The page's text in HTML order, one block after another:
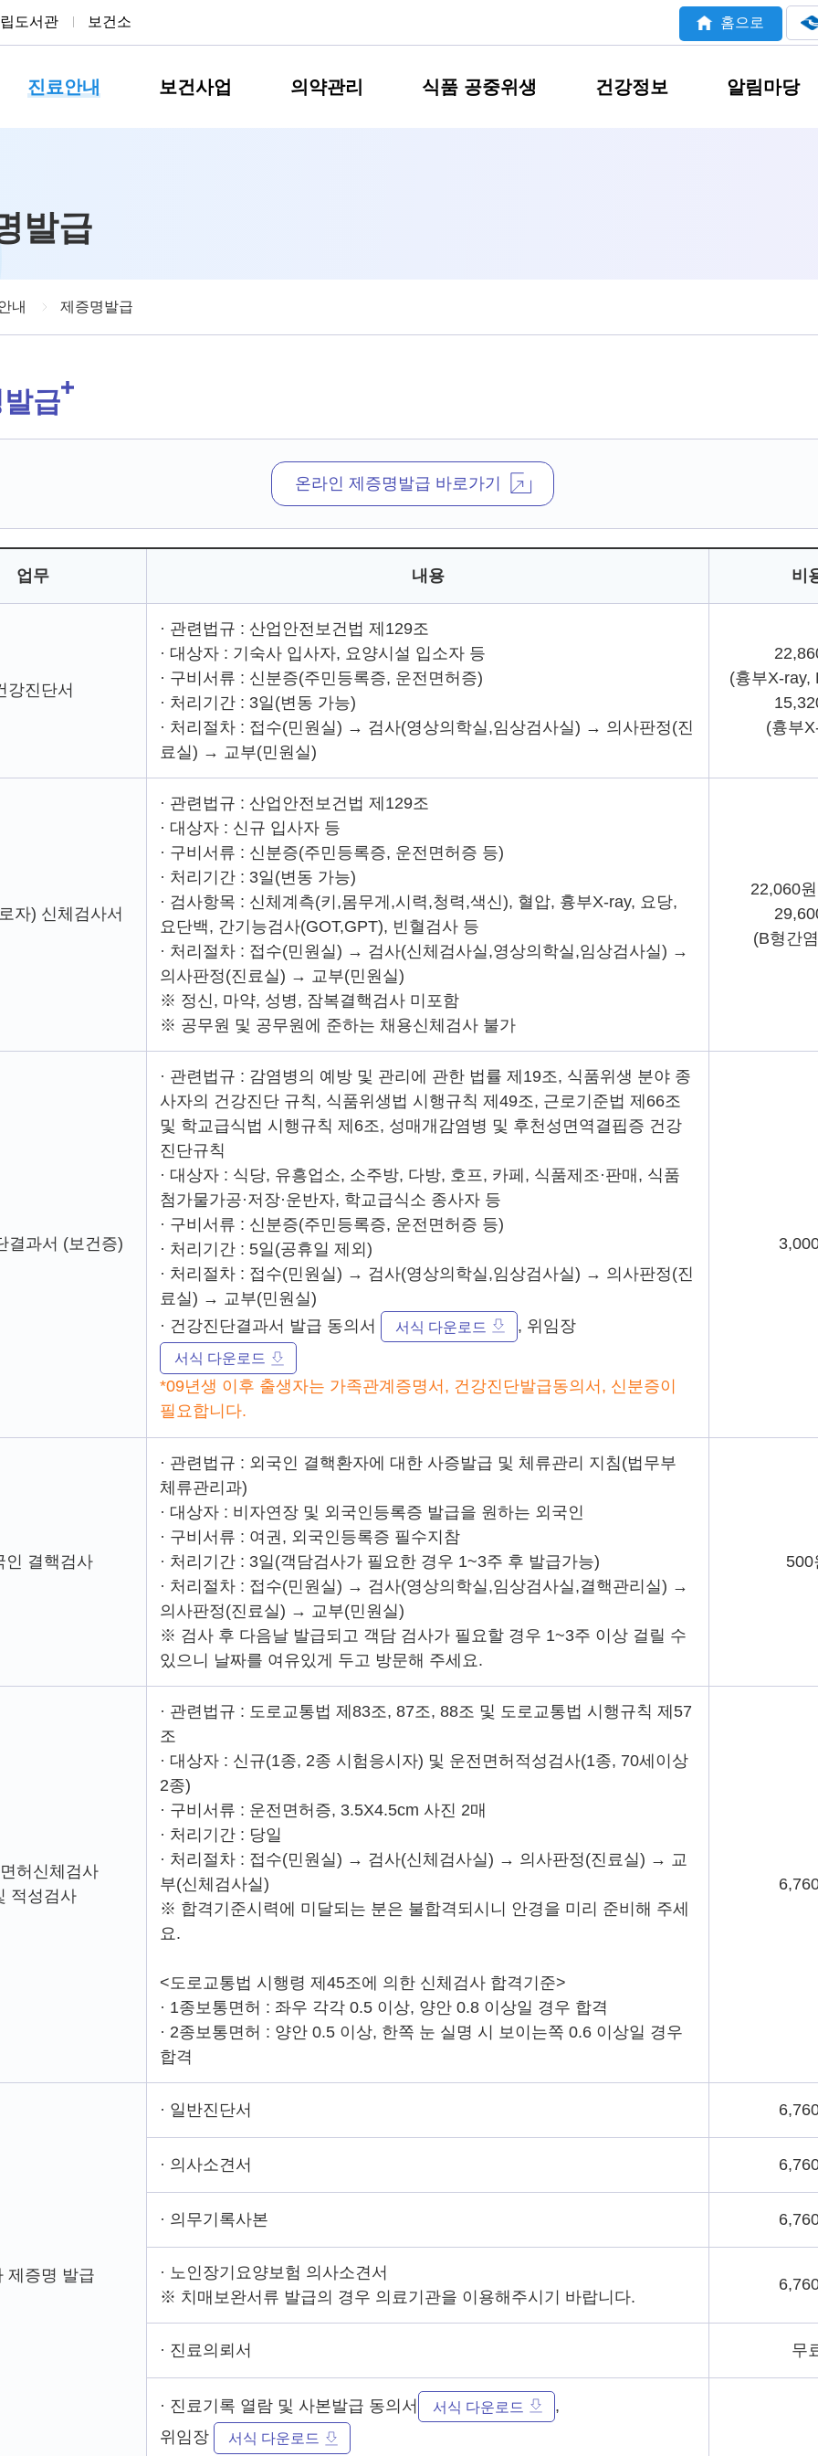
도서관 보건소 홈으로
진료안내 보건사업 의약관리 식품 공중위생 건강정보 알림마당
발급
내 제증명발급
급
온라인 제증명발급 바로가기
업무 내용 비
강진단서
· 관련법규 : 산업안전보건법 제129조
· 대상자 : 기숙사 입사자, 요양시설 입소자 등
· 구비서류 : 신분증(주민등록증, 운전면허증)
· 처리기간 : 3일(변동 가능)
· 처리절차 : 접수(민원실) → 검사(영상의학실,임상검사실) → 의사판정(진
료실) → 교부(민원실)
(흉부X-ray,
(흉부
자) 신체검사서
· 관련법규 : 산업안전보건법 제129조
· 대상자 : 신규 입사자 등
· 구비서류 : 신분증(주민등록증, 운전면허증 등)
· 처리기간 : 3일(변동 가능)
· 검사항목 : 신체계측(키,몸무게,시력,청력,색신), 혈압, 흉부X-ray, 요당,
요단백, 간기능검사(GOT,GPT), 빈혈검사 등
· 처리절차 : 접수(민원실) → 검사(신체검사실,영상의학실,임상검사실) →
의사판정(진료실) → 교부(민원실)
※ 정신, 마약, 성병, 잠복결핵검사 미포함
※ 공무원 및 공무원에 준하는 채용신체검사 불가
22,060
(B형간
결과서 (보건증)
· 관련법규 : 감염병의 예방 및 관리에 관한 법률 제19조, 식품위생 분야 종
사자의 건강진단 규칙, 식품위생법 시행규칙 제49조, 근로기준법 제66조
및 학교급식법 시행규칙 제6조, 성매개감염병 및 후천성면역결핍증 건강
진단규칙
· 대상자 : 식당, 유흥업소, 소주방, 다방, 호프, 카페, 식품제조·판매, 식품
첨가물가공·저장·운반자, 학교급식소 종사자 등
· 구비서류 : 신분증(주민등록증, 운전면허증 등)
· 처리기간 : 5일(공휴일 제외)
· 처리절차 : 접수(민원실) → 검사(영상의학실,임상검사실) → 의사판정(진
료실) → 교부(민원실)
· 건강진단결과서 발급 동의서
서식 다운로드 , 위임장
서식 다운로드
*09년생 이후 출생자는 가족관계증명서, 건강진단발급동의서, 신분증이
필요합니다.
인 결핵검사
· 관련법규 : 외국인 결핵환자에 대한 사증발급 및 체류관리 지침(법무부
체류관리과)
· 대상자 : 비자연장 및 외국인등록증 발급을 원하는 외국인
· 구비서류 : 여권, 외국인등록증 필수지참
· 처리기간 : 3일(객담검사가 필요한 경우 1~3주 후 발급가능)
· 처리절차 : 접수(민원실) → 검사(영상의학실,임상검사실,결핵관리실) →
의사판정(진료실) → 교부(민원실)
※ 검사 후 다음날 발급되고 객담 검사가 필요할 경우 1~3주 이상 걸릴 수
있으니 날짜를 여유있게 두고 방문해 주세요.
500
허신체검사
적성검사
· 관련법규 : 도로교통법 제83조, 87조, 88조 및 도로교통법 시행규칙 제57
조
· 대상자 : 신규(1종, 2종 시험응시자) 및 운전면허적성검사(1종, 70세이상
2종)
· 구비서류 : 운전면허증, 3.5X4.5cm 사진 2매
· 처리기간 : 당일
· 처리절차 : 접수(민원실) → 검사(신체검사실) → 의사판정(진료실) → 교
부(신체검사실)
※ 합격기준시력에 미달되는 분은 불합격되시니 안경을 미리 준비해 주세
요.
<도로교통법 시행령 제45조에 의한 신체검사 합격기준>
· 1종보통면허 : 좌우 각각 0.5 이상, 양안 0.8 이상일 경우 합격
· 2종보통면허 : 양안 0.5 이상, 한쪽 눈 실명 시 보이는쪽 0.6 이상일 경우
합격
제증명 발급
· 일반진단서
· 의사소견서
· 의무기록사본
· 노인장기요양보험 의사소견서
※ 치매보완서류 발급의 경우 의료기관을 이용해주시기 바랍니다.
· 진료의뢰서 무
· 진료기록 열람 및 사본발급 동의서 서식 다운로드
,
위임장
서식 다운로드